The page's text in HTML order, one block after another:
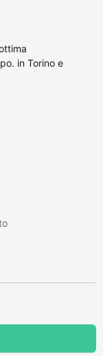
in Torino e